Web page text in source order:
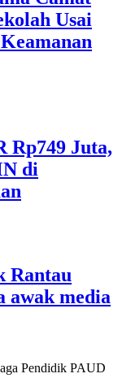
Usai
Rp749 Juta,
di
Rantau
awak media